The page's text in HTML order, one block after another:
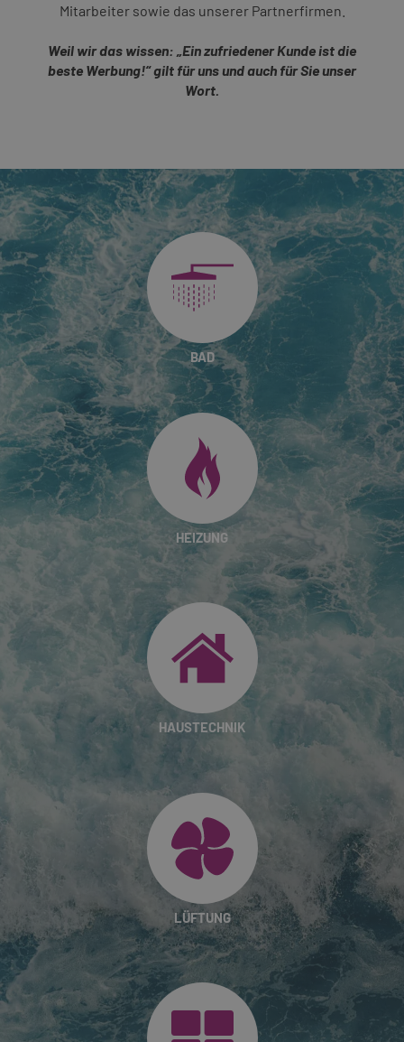
Mitarbeiter sowie das unserer Partnerfirmen.
Weil wir das wissen: „Ein zufriedener Kunde ist die
beste Werbung!“ gilt für uns und auch für Sie unser
Wort.
BAD
HEIZUNG
HAUSTECHNIK
LÜFTUNG